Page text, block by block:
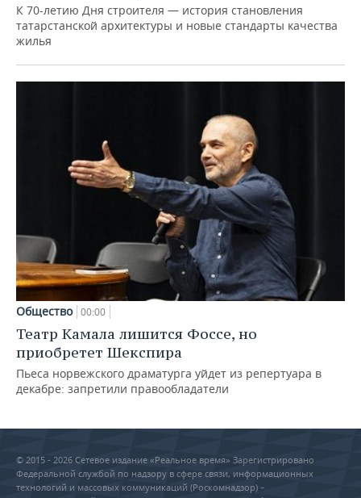
К 70-летию Дня строителя — история становления
татарстанской архитектуры и новые стандарты качества
жилья
Общество 00:00
Театр Камала лишится Фоссе, но
приобретет Шекспира
Пьеса норвежского драматурга уйдет из репертуара в
декабре: запретили правообладатели
© 2015 - 2026 Сетевое издание «Реальное время» Зарегистрировано
Федеральной службой по надзору в сфере связи, информационных
технологий и массовых коммуникаций (Роскомнадзор) –